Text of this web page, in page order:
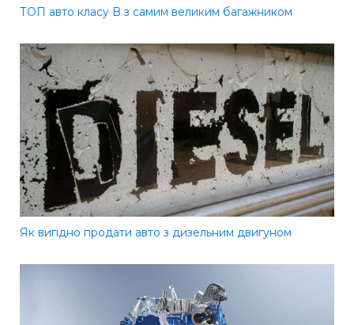
ТОП авто класу B з самим великим багажником
Як вигідно продати авто з дизельним двигуном